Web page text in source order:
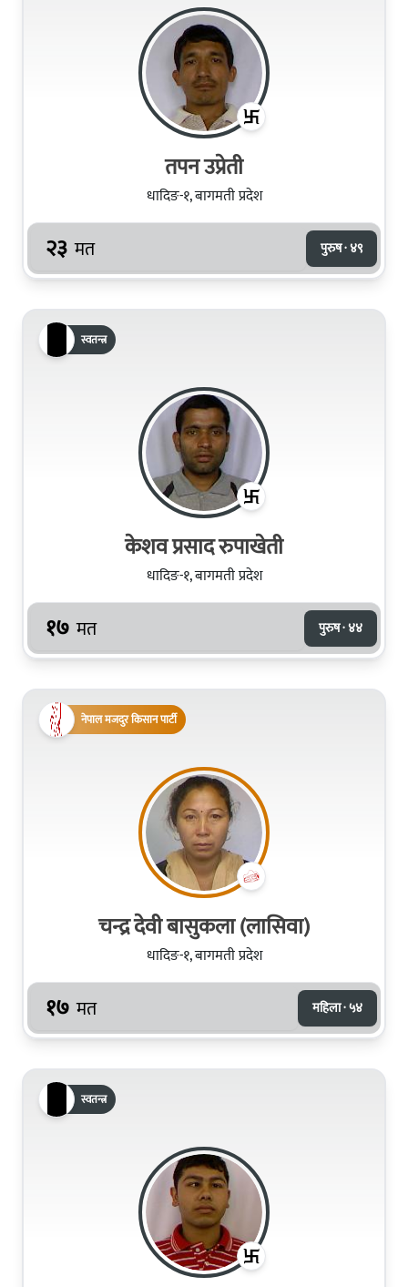
तपन उप्रेती
धादिङ-१, बागमती प्रदेश
२३ मत पुरुष · ४९
स्वतन्त्र
केशव प्रसाद रुपाखेती
धादिङ-१, बागमती प्रदेश
१७ मत पुरुष · ४४
नेपाल मजदुर किसान पार्टी
चन्द्र देवी बासुकला (लासिवा)
धादिङ-१, बागमती प्रदेश
१७ मत महिला · ५४
स्वतन्त्र